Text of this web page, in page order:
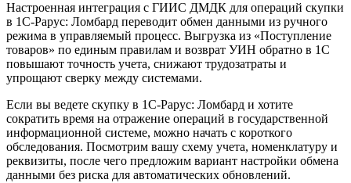
Настроенная интеграция с ГИИС ДМДК для операций скупки
в 1С-Рарус: Ломбард переводит обмен данными из ручного
режима в управляемый процесс. Выгрузка из «Поступление
товаров» по единым правилам и возврат УИН обратно в 1С
повышают точность учета, снижают трудозатраты и
упрощают сверку между системами.
Если вы ведете скупку в 1С-Рарус: Ломбард и хотите
сократить время на отражение операций в государственной
информационной системе, можно начать с короткого
обследования. Посмотрим вашу схему учета, номенклатуру и
реквизиты, после чего предложим вариант настройки обмена
данными без риска для автоматических обновлений.